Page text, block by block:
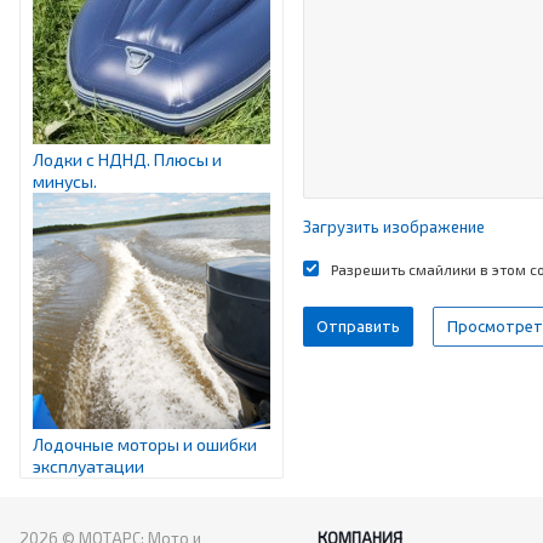
Лодки с НДНД. Плюсы и
минусы.
Лодочные моторы и ошибки
эксплуатации
Загрузить изображение
Разрешить смайлики в этом
2026 © МОТАРС: Мото и КОМПАНИЯ